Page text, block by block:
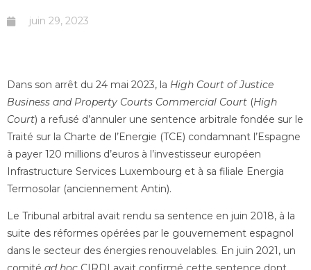
juin 29, 2023
Dans son arrêt du 24 mai 2023, la High Court of Justice
Business and Property Courts Commercial Court (High
Court) a refusé d’annuler une sentence arbitrale fondée sur le
Traité sur la Charte de l’Energie (TCE) condamnant l’Espagne
à payer 120 millions d’euros à l’investisseur européen
Infrastructure Services Luxembourg et à sa filiale Energia
Termosolar (anciennement Antin).
Le Tribunal arbitral avait rendu sa sentence en juin 2018, à la
suite des réformes opérées par le gouvernement espagnol
dans le secteur des énergies renouvelables. En juin 2021, un